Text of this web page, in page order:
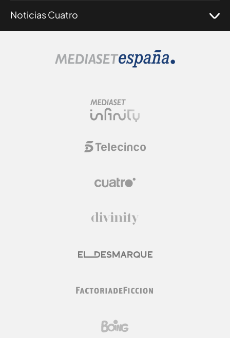
Noticias Cuatro